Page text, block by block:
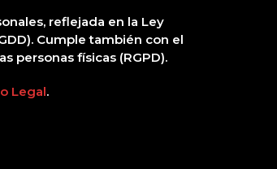
reflejada en la Ley
Cumple también con el
personas físicas (RGPD).
Legal.